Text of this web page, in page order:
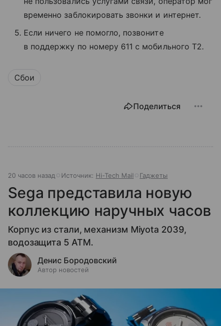
временно заблокировать звонки и интернет.
Если ничего не помогло, позвоните
в поддержку по номеру 611 с мобильного T2.
Сбои
Поделиться
20 часов назад Источник: Hi-Tech Mail Гаджеты
Sega представила новую
коллекцию наручных часов
Корпус из стали, механизм Miyota 2039,
водозащита 5 ATM.
Денис Бородовский
Автор новостей